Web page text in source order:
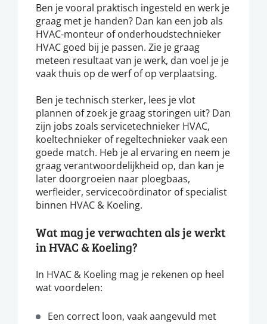
Ben je vooral praktisch ingesteld en werk je
graag met je handen? Dan kan een job als
HVAC-monteur of onderhoudstechnieker
HVAC goed bij je passen. Zie je graag
meteen resultaat van je werk, dan voel je je
vaak thuis op de werf of op verplaatsing.
Ben je technisch sterker, lees je vlot
plannen of zoek je graag storingen uit? Dan
zijn jobs zoals servicetechnieker HVAC,
koeltechnieker of regeltechnieker vaak een
goede match. Heb je al ervaring en neem je
graag verantwoordelijkheid op, dan kan je
later doorgroeien naar ploegbaas,
werfleider, servicecoördinator of specialist
binnen HVAC & Koeling.
Wat mag je verwachten als je werkt
in HVAC & Koeling?
In HVAC & Koeling mag je rekenen op heel
wat voordelen:
Een correct loon, vaak aangevuld met